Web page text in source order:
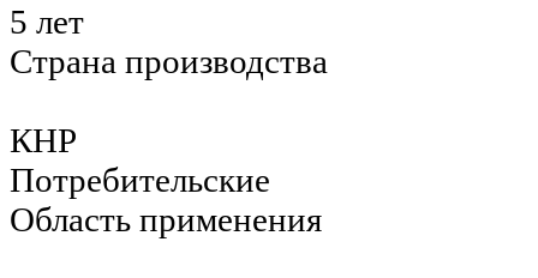
5 лет
Страна производства
КНР
Потребительские
Область применения